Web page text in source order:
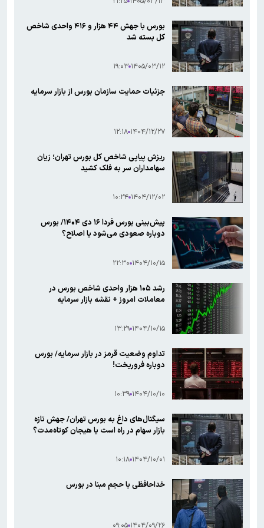
بورس با جهش ۴۴ هزار و ۴۱۶ واحدی شاخص
کل بسته شد
۱۴۰۵/۰۳/۱۲ ۱۹:۰۳
جزئیات حمایت سازمان بورس از بازار سرمایه
۱۴۰۴/۱۲/۲۷ ۱۲:۱۸
ریزش پیاپی شاخص کل بورس تهران؛ زیان
سهامداران سر به فلک کشید
۱۴۰۴/۱۲/۰۲ ۱۰:۲۴
پیش‌بینی بورس فردا ۱۶ دی ۱۴۰۴/ بورس
دوباره صعودی می‌شود یا اصلاح؟
۱۴۰۴/۱۰/۱۵ ۲۲:۳۰
رشد ۱۰۵ هزار واحدی شاخص بورس در
معاملات امروز + نقشه بازار سرمایه
۱۴۰۴/۱۰/۱۵ ۱۳:۲۹
تداوم وضعیت قرمز در بازار سرمایه/ بورس
دوباره فروریخت!
۱۴۰۴/۱۰/۱۰ ۱۰:۳۹
سیگنال‌های داغ به بورس تهران/ جهش تازه
بازار سهام در راه است یا هیجان کوتاه‌مدت؟
۱۴۰۴/۱۰/۰۱ ۱۰:۱۸
خداحافظی با حجم مبنا در بورس
۱۴۰۴/۰۹/۲۶ ۰۹:۰۵